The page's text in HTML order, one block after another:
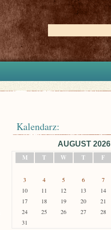
Kalendarz:
AUGUST 2026
M
T W T F
3
4 5 6 7
10
11 12 13 14
17
18 19 20 21
24
25 26 27 28
31